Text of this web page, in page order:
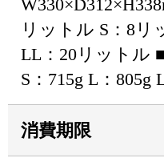
リットル S：8リ
LL：20リットル
S：715g L：805g
消費期限